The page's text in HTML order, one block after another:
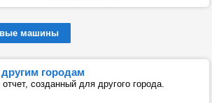
машины
городам
созданный для другого города.